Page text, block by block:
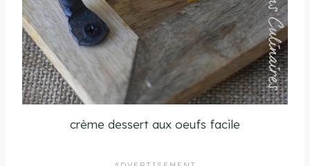
crème dessert aux oeufs facile